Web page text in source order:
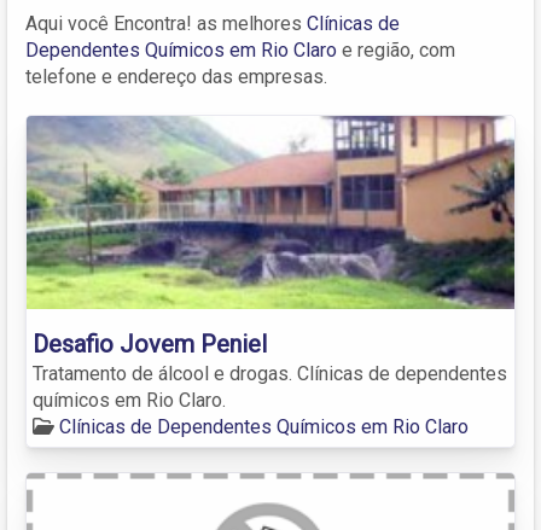
Aqui você Encontra! as melhores Clínicas de
Dependentes Químicos em Rio Claro e região, com
telefone e endereço das empresas.
Desafio Jovem Peniel
Tratamento de álcool e drogas. Clínicas de dependentes
químicos em Rio Claro.
Clínicas de Dependentes Químicos em Rio Claro